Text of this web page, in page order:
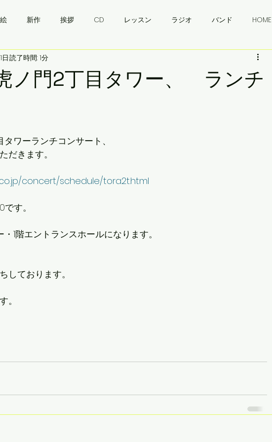
絵 新作 挨拶 CD レッスン ラジオ バンド HOME
イナワイン会
虎ノ門2丁目タワー、 ランチ
日読了時間: 1分
タワーランチコンサート、
だきます。
concert/schedule/tora2t.html
す。
1階エントランスホールになります。
しております。
。